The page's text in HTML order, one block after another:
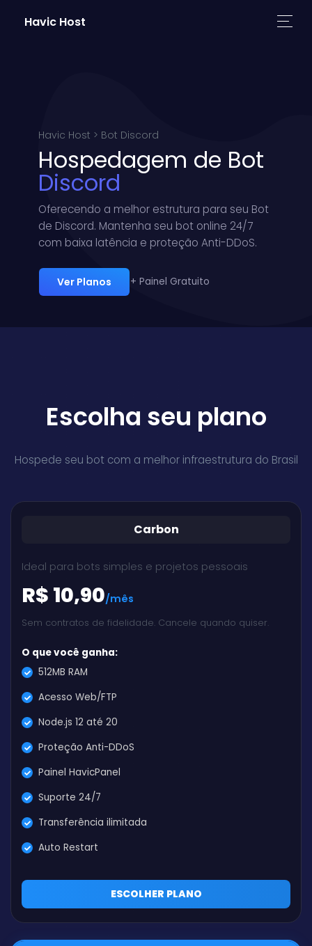
Havic Host
Havic Host > Bot Discord
Hospedagem de Bot
Discord
Oferecendo a melhor estrutura para seu Bot
de Discord. Mantenha seu bot online 24/7
com baixa latência e proteção Anti-DDoS.
Ver Planos + Painel Gratuito
Escolha seu plano
Hospede seu bot com a melhor infraestrutura do Brasil
Carbon
Ideal para bots simples e projetos pessoais
R$ 10,90/mês
Sem contratos de fidelidade. Cancele quando quiser.
O que você ganha:
512MB RAM
Acesso Web/FTP
Node.js 12 até 20
Proteção Anti-DDoS
Painel HavicPanel
Suporte 24/7
Transferência ilimitada
Auto Restart
ESCOLHER PLANO